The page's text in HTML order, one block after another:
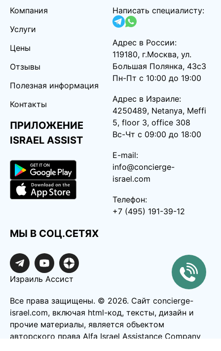
Израиль Ассист
Все права защищены. ©️ 2026. Сайт concierge-
israel.com, включая html-код, тексты, дизайн и
прочие материалы, является объектом
авторского права Alfa Israel Assistance Company
Компания
Услуги
Цены
Отзывы
Полезная информация
Контакты
ПРИЛОЖЕНИЕ
ISRAEL ASSIST
Написать специалисту:
Адрес в России:
119180, г.Москва, ул.
Большая Полянка, 43с3
Пн-Пт с 10:00 до 19:00
Адрес в Израиле:
4250489, Netanya, Meffi
5, floor 3, office 308
Вс-Чт с 09:00 до 18:00
E-mail:
info@concierge-
israel.com
Телефон:
+7 (495) 191-39-12
МЫ В СОЦ.СЕТЯХ